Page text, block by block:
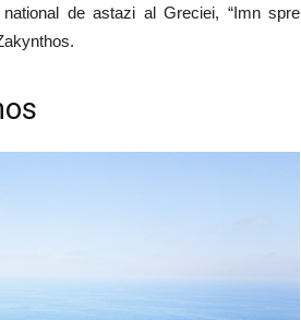
de astazi al Greciei, “Imn spre